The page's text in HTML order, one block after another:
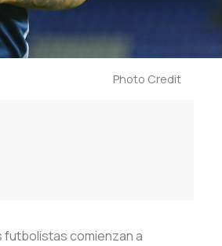
Photo Credit
futbolistas comienzan a